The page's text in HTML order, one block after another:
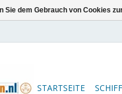
STARTSEITE
Sie dem Gebrauch von Cookies